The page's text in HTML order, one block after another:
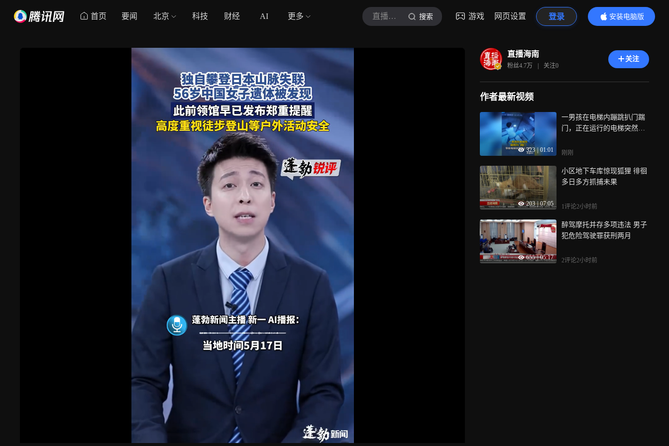
首页 要闻 北京 科技 财经 AI 更多 直播海南 搜索 游戏 网页设置 登录
安装电脑版
内容更精彩
直播海南
粉丝4.7万 | 关注0
关注
作者最新视频
323 | 01:01
一男孩在电梯内蹦跳扒门踹
门，正在运行的电梯突然停
受伤
刚刚
203 | 07:05
小区地下车库惊现狐狸 徘徊
多日多方抓捕未果
1评论2小时前
655 | 05:17
醉驾摩托并存多项违法 男子
犯危险驾驶罪获刑两月
2评论2小时前